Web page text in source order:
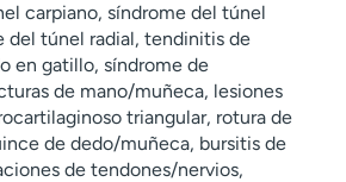
carpiano, síndrome del túnel
del túnel radial, tendinitis de
en gatillo, síndrome de
de mano/muñeca, lesiones
triangular, rotura de
de dedo/muñeca, bursitis de
de tendones/nervios,